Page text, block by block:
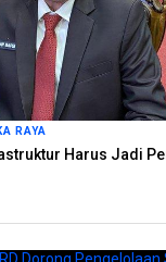
RAYA
Harus Jadi